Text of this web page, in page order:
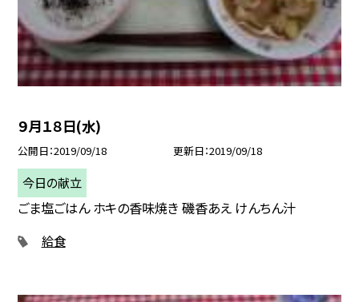
９月１８日(水)
公開日 2019/09/18 更新日 2019/09/18
今日の献立
ごま塩ごはん ホキの香味焼き 磯香あえ けんちん汁
給食